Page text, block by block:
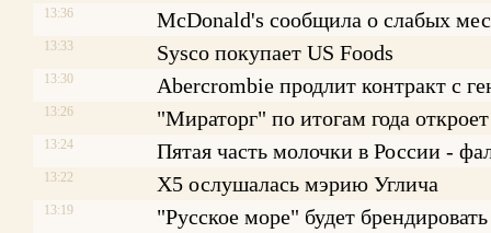
13:36 McDonald's сообщила о слабых
13:33 Sysco покупает US Foods
13:30 Abercrombie продлит контракт с
13:26 "Мираторг" по итогам года
13:24 Пятая часть молочки в России -
13:22 X5 ослушалась мэрию Углича
13:19 "Русское море" будет